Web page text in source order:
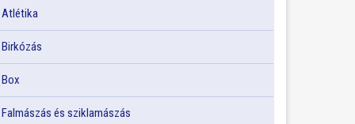
Atlétika
Birkózás
Box
Falmászás és sziklamászás